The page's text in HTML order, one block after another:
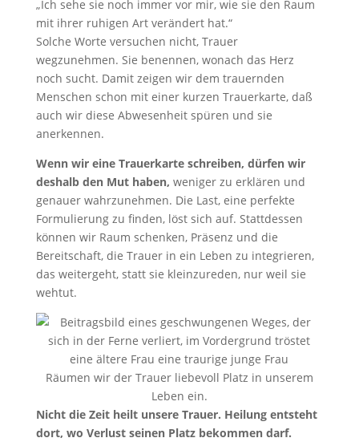
„Ich sehe sie noch immer vor mir, wie sie den Raum
mit ihrer ruhigen Art verändert hat.“
Solche Worte versuchen nicht, Trauer
wegzunehmen. Sie benennen, wonach das Herz
noch sucht. Damit zeigen wir dem trauernden
Menschen schon mit einer kurzen Trauerkarte, daß
auch wir diese Abwesenheit spüren und sie
anerkennen.
Wenn wir eine Trauerkarte schreiben, dürfen wir
deshalb den Mut haben, weniger zu erklären und
genauer wahrzunehmen. Die Last, eine perfekte
Formulierung zu finden, löst sich auf. Stattdessen
können wir Raum schenken, Präsenz und die
Bereitschaft, die Trauer in ein Leben zu integrieren,
das weitergeht, statt sie kleinzureden, nur weil sie
wehtut.
Räumen wir der Trauer liebevoll Platz in unserem
Leben ein.
Nicht die Zeit heilt unsere Trauer. Heilung entsteht
dort, wo Verlust seinen Platz bekommen darf.